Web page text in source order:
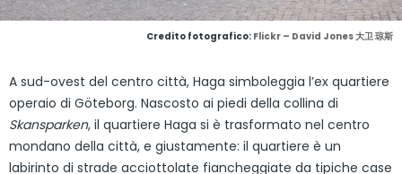
Credito fotografico: Flickr – David Jones 大卫 琼斯
A sud-ovest del centro città, Haga simboleggia l’ex quartiere
operaio di Göteborg. Nascosto ai piedi della collina di
Skansparken, il quartiere Haga si è trasformato nel centro
mondano della città, e giustamente: il quartiere è un
labirinto di strade acciottolate fiancheggiate da tipiche case